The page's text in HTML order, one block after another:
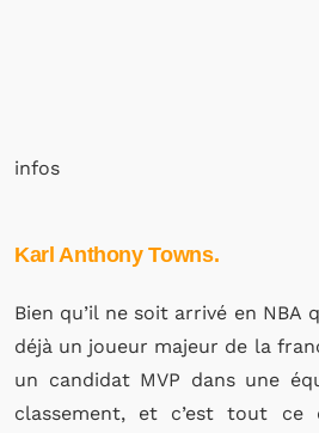
infos
Karl Anthony Towns.
Bien qu’il ne soit arrivé en NBA
déjà un joueur majeur de la
un candidat MVP dans une
classement, et c’est tout ce